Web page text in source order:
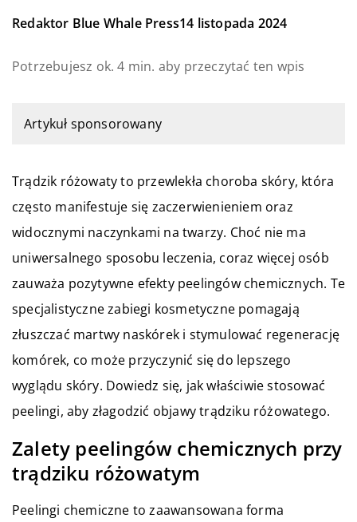
Redaktor Blue Whale Press14 listopada 2024
Potrzebujesz ok. 4 min. aby przeczytać ten wpis
Artykuł sponsorowany
Trądzik różowaty to przewlekła choroba skóry, która
często manifestuje się zaczerwienieniem oraz
widocznymi naczynkami na twarzy. Choć nie ma
uniwersalnego sposobu leczenia, coraz więcej osób
zauważa pozytywne efekty peelingów chemicznych. Te
specjalistyczne zabiegi kosmetyczne pomagają
złuszczać martwy naskórek i stymulować regenerację
komórek, co może przyczynić się do lepszego
wyglądu skóry. Dowiedz się, jak właściwie stosować
peelingi, aby złagodzić objawy trądziku różowatego.
Zalety peelingów chemicznych przy
trądziku różowatym
Peelingi chemiczne to zaawansowana forma